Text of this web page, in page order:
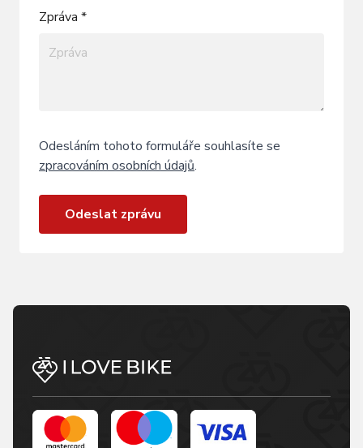
Zpráva *
Odesláním tohoto formuláře souhlasíte se
zpracováním osobních údajů.
Odeslat zprávu